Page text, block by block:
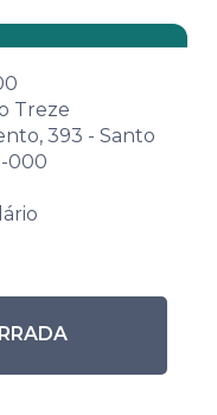
Treze
393 - Santo
000